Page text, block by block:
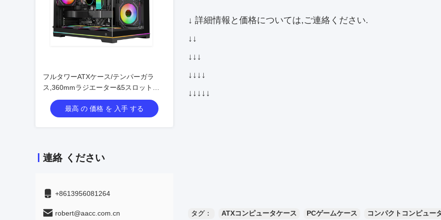
フルタワーATXケース/テンパーガラ
ス,360mmラジエーター&5スロット
VGAサポート
最高 の 価格 を 入手 する
連絡 ください
+8613956081264
robert@aacc.com.cn
↓ 詳細情報と価格については,ご連絡ください.
↓↓
↓↓↓
↓↓↓↓
↓↓↓↓↓
タグ： ATXコンピュータケース PCゲームケース コンパクトコンピュー